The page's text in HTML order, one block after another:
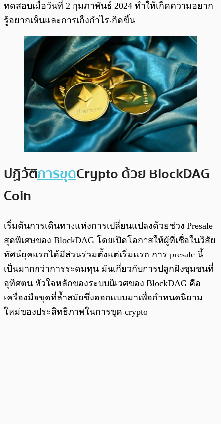
ทดสอบเมื่อวันที่ 2 กุมภาพันธ์ 2024 ทำให้เกิดความอยาก
รู้อยากเห็นและการเก็งกำไรเกิดขึ้น
ปฏิวัติการขุดCrypto ด้วย BlockDAG
Coin
เริ่มต้นการเดินทางแห่งการเปลี่ยนแปลงด้วยช่วง Presale
สุดพิเศษของ BlockDAG โดยเปิดโอกาสให้ผู้ที่เชื่อในวิสัย
ทัศน์ยุคแรกได้มีส่วนร่วมตั้งแต่เริ่มแรก การ presale นี้
เป็นมากกว่าการระดมทุน มันเกี่ยวกับการปลูกฝังชุมชนที่
อุทิศตน หัวใจหลักของระบบนิเวศของ BlockDAG คือ
เครื่องมือขุดที่ล้ำสมัยซึ่งออกแบบมาเพื่อกำหนดนิยาม
ใหม่ของประสิทธิภาพในการขุด crypto